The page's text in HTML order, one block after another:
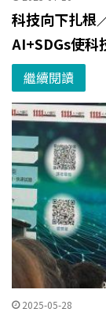
科技向下扎根
AI+SDGs使科
繼續閱讀
2025-05-28